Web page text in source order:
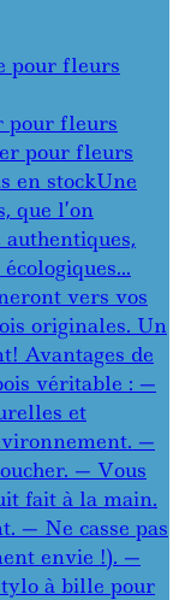
pour fleurs
pour fleurs
pour fleurs
en stockUne
que l’on
authentiques,
vers vos
originales. Un
Avantages de
véritable : —
et
—
— Vous
fait à la main.
— Ne casse pas
envie !). —
à bille pour